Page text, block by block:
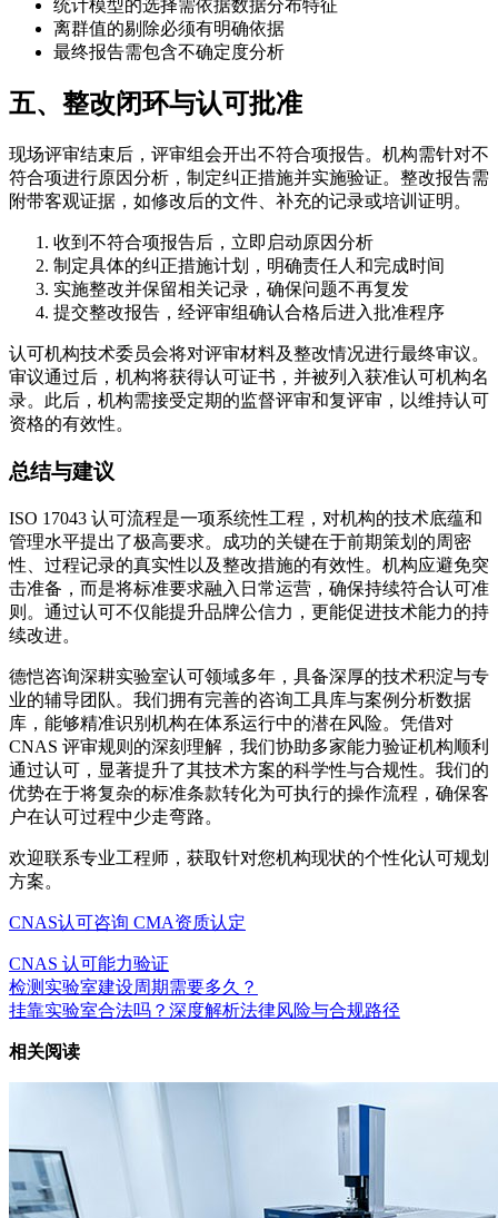
统计模型的选择需依据数据分布特征
离群值的剔除必须有明确依据
最终报告需包含不确定度分析
五、整改闭环与认可批准
现场评审结束后，评审组会开出不符合项报告。机构需针对不
符合项进行原因分析，制定纠正措施并实施验证。整改报告需
附带客观证据，如修改后的文件、补充的记录或培训证明。
收到不符合项报告后，立即启动原因分析
制定具体的纠正措施计划，明确责任人和完成时间
实施整改并保留相关记录，确保问题不再复发
提交整改报告，经评审组确认合格后进入批准程序
认可机构技术委员会将对评审材料及整改情况进行最终审议。
审议通过后，机构将获得认可证书，并被列入获准认可机构名
录。此后，机构需接受定期的监督评审和复评审，以维持认可
资格的有效性。
总结与建议
ISO 17043 认可流程是一项系统性工程，对机构的技术底蕴和
管理水平提出了极高要求。成功的关键在于前期策划的周密
性、过程记录的真实性以及整改措施的有效性。机构应避免突
击准备，而是将标准要求融入日常运营，确保持续符合认可准
则。通过认可不仅能提升品牌公信力，更能促进技术能力的持
续改进。
德恺咨询深耕实验室认可领域多年，具备深厚的技术积淀与专
业的辅导团队。我们拥有完善的咨询工具库与案例分析数据
库，能够精准识别机构在体系运行中的潜在风险。凭借对
CNAS 评审规则的深刻理解，我们协助多家能力验证机构顺利
通过认可，显著提升了其技术方案的科学性与合规性。我们的
优势在于将复杂的标准条款转化为可执行的操作流程，确保客
户在认可过程中少走弯路。
欢迎联系专业工程师，获取针对您机构现状的个性化认可规划
方案。
CNAS认可咨询 CMA资质认定
CNAS 认可能力验证
检测实验室建设周期需要多久？
挂靠实验室合法吗？深度解析法律风险与合规路径
相关阅读